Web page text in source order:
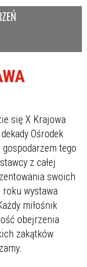
się X Krajowa
Ośrodek
tego
z całej
swoich
roku wystawa
miłośnik
obejrzenia
zakątków